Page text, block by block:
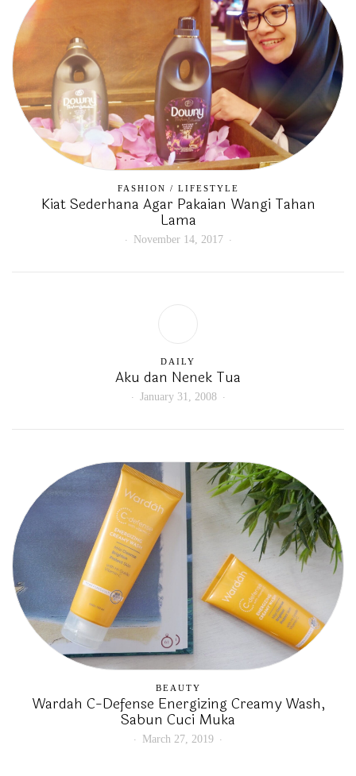
FASHION / LIFESTYLE
Kiat Sederhana Agar Pakaian Wangi Tahan
Lama
November 14, 2017
DAILY
Aku dan Nenek Tua
January 31, 2008
BEAUTY
Wardah C-Defense Energizing Creamy Wash,
Sabun Cuci Muka
March 27, 2019